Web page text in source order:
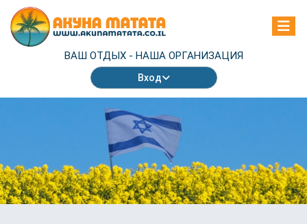
ВАШ ОТДЫХ - НАША ОРГАНИЗАЦИЯ
Вход